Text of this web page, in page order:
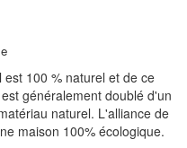
100 % naturel et de ce
généralement doublé d'un
naturel. L'alliance de
maison 100% écologique.